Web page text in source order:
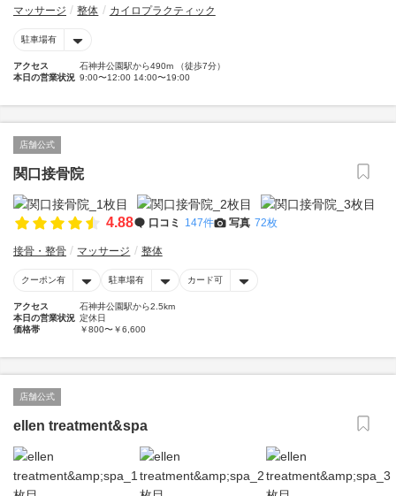
マッサージ 整体 カイロプラクティック
駐車場有
アクセス
石神井公園駅から490m （徒歩7分）
本日の営業状況 9:00〜12:00 14:00〜19:00
店舗公式
関口接骨院
4.88 口コミ 147件 写真 72枚
接骨・整骨 マッサージ 整体
クーポン有 駐車場有 カード可
アクセス
石神井公園駅から2.5km
本日の営業状況 定休日
価格帯
￥800〜￥6,600
店舗公式
ellen treatment&spa